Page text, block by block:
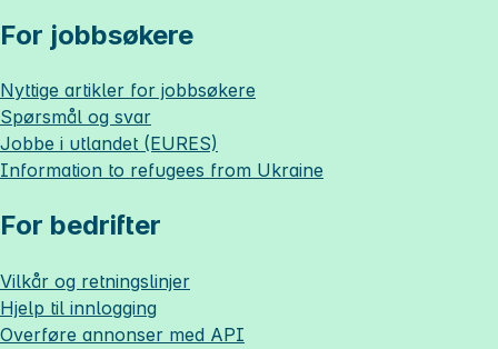
For jobbsøkere
Nyttige artikler for jobbsøkere
Spørsmål og svar
Jobbe i utlandet (EURES)
Information to refugees from Ukraine
For bedrifter
Vilkår og retningslinjer
Hjelp til innlogging
Overføre annonser med API